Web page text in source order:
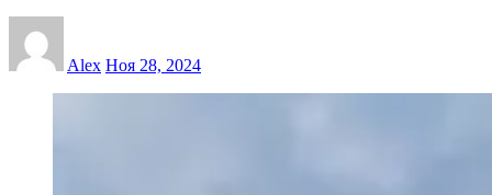
Alex Ноя 28, 2024